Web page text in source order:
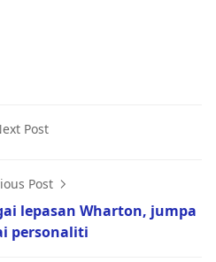
Post
Post
lepasan Wharton, jumpa
personaliti